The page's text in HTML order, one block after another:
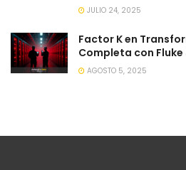
JULIO 24, 2025
Factor K en
Completa con Fluke
AGOSTO 5, 2025